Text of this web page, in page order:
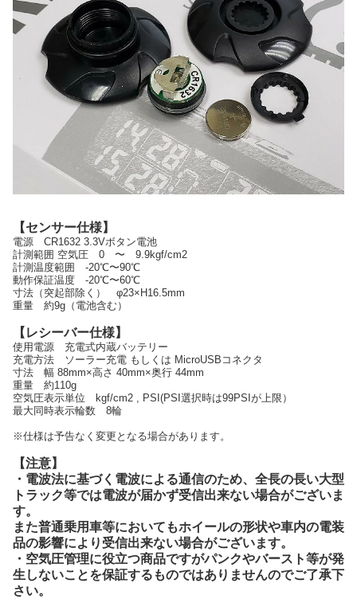
【センサー仕様】
電源 CR1632 3.3Vボタン電池
計測範囲 空気圧 0 〜 9.9kgf/cm2
計測温度範囲 -20℃〜90℃
動作保証温度 -20℃〜60℃
寸法（突起部除く） φ23×H16.5mm
重量 約9g（電池含む）
【レシーバー仕様】
使用電源 充電式内蔵バッテリー
充電方法 ソーラー充電 もしくは MicroUSBコネクタ
寸法 幅 88mm×高さ 40mm×奥行 44mm
重量 約110g
空気圧表示単位 kgf/cm2 , PSI(PSI選択時は99PSIが上限）
最大同時表示輪数 8輪
※仕様は予告なく変更となる場合があります。
【注意】
・電波法に基づく電波による通信のため、全長の長い大型
トラック等では電波が届かず受信出来ない場合がございま
す。
また普通乗用車等においてもホイールの形状や車内の電装
品の影響により受信出来ない場合がございます。
・空気圧管理に役立つ商品ですがパンクやバースト等が発
生しないことを保証するものではありませんのでご了承下
さい。